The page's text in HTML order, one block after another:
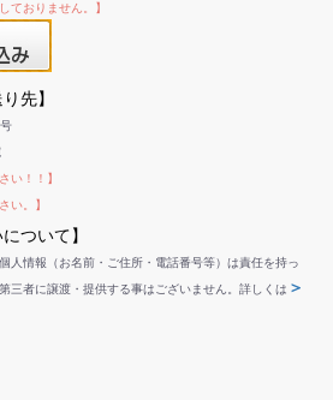
ておりません。】
先】
い！！】
い。】
ついて】
人情報（お名前・ご住所・電話番号等）は責任を持っ
三者に譲渡・提供する事はございません。詳しくは ＞